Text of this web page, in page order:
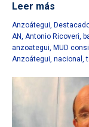
Leer más
Anzoátegui,
AN, Antonio Ricoveri,
anzoategui, MUD
Anzoátegui, nacional ,